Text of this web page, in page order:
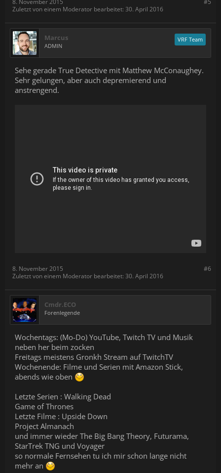
#5
8. November 2015
Zuletzt von einem Moderator bearbeitet: 30. April 2016
Marcus
ADMIN
VRF Team
Sehe gerade True Detective mit Matthew McConaughey.
Sehr gelungen, aber auch depremierend und
anstrengend.
#6
8. November 2015
Zuletzt von einem Moderator bearbeitet: 30. April 2016
Cmdr.ECO
Forenlegende
Wochentags: (Mo-Do) YouTube, Twitch TV und Musik
neben her beim zocken
Freitags meistens Gronkh Stream auf TwitchTV
Wochenende: Filme und Serien mit Amazon Stick,
abends wie oben
Letzte Serien : Walking Dead
Game of Thrones
Letzte Filme : Upside Down
Project Almanach
und immer wieder The Big Bang Theory, Futurama,
StarTrek TNG und Voyager
so normale Fernsehen tu ich mir schon lange nicht
mehr an